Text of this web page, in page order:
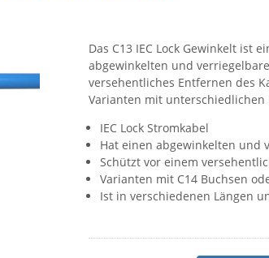
Das C13 IEC Lock Gewinkelt ist
abgewinkelten und
versehentliches Entfernen des
Varianten mit unterschiedlichen
IEC Lock Stromkabel
Hat einen abgewinkelten und
Schützt vor einem
Varianten mit C14 Buchsen
Ist in verschiedenen Längen